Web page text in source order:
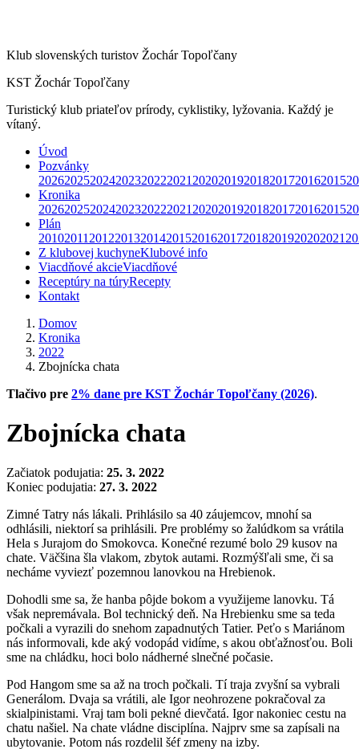
Klub slovenských turistov Žochár Topoľčany
KST Žochár Topoľčany
Turistický klub priateľov prírody, cyklistiky, lyžovania. Každý je
vítaný.
Úvod
Pozvánky
202620252024202320222021 202020192018201720162015
Kronika
202620252024202320222021 202020192018201720162015
Plán
20102011 2012201320142015201620172018201920202021
Z klubovej kuchyneKlubové info
Viacdňové akcieViacdňové
Receptúry na túryRecepty
Kontakt
Domov
Kronika
2022
Zbojnícka chata
Tlačivo pre 2% dane pre KST Žochár Topoľčany (2026).
Zbojnícka chata
Začiatok podujatia: 25. 3. 2022
Koniec podujatia: 27. 3. 2022
Zimné Tatry nás lákali. Prihlásilo sa 40 záujemcov, mnohí sa
odhlásili, niektorí sa prihlásili. Pre problémy so žalúdkom sa vrátila
Hela s Jurajom do Smokovca. Konečné rezumé bolo 29 kusov na
chate. Väčšina šla vlakom, zbytok autami. Rozmýšľali sme, či sa
necháme vyviezť pozemnou lanovkou na Hrebienok.
Dohodli sme sa, že hanba pôjde bokom a využijeme lanovku. Tá
však nepremávala. Bol technický deň. Na Hrebienku sme sa teda
počkali a vyrazili do snehom zapadnutých Tatier. Peťo s Mariánom
nás informovali, kde aký vodopád vidíme, s akou obťažnosťou. Boli
sme na chládku, hoci bolo nádherné slnečné počasie.
Pod Hangom sme sa až na troch počkali. Tí traja zvyšní sa vybrali
Generálom. Dvaja sa vrátili, ale Igor neohrozene pokračoval za
skialpinistami. Vraj tam boli pekné dievčatá. Igor nakoniec cestu na
chatu našiel. Na chate vládne disciplína. Najprv sme sa zapísali na
ubytovanie. Potom nás rozdelil šéf zmeny na izby.